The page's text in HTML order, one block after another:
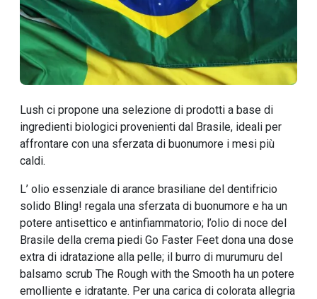
Lush ci propone una selezione di prodotti a base di
ingredienti biologici provenienti dal Brasile, ideali per
affrontare con una sferzata di buonumore i mesi più
caldi.
L’ olio essenziale di arance brasiliane del dentifricio
solido Bling! regala una sferzata di buonumore e ha un
potere antisettico e antinfiammatorio; l’olio di noce del
Brasile della crema piedi Go Faster Feet dona una dose
extra di idratazione alla pelle; il burro di murumuru del
balsamo scrub The Rough with the Smooth ha un potere
emolliente e idratante. Per una carica di colorata allegria